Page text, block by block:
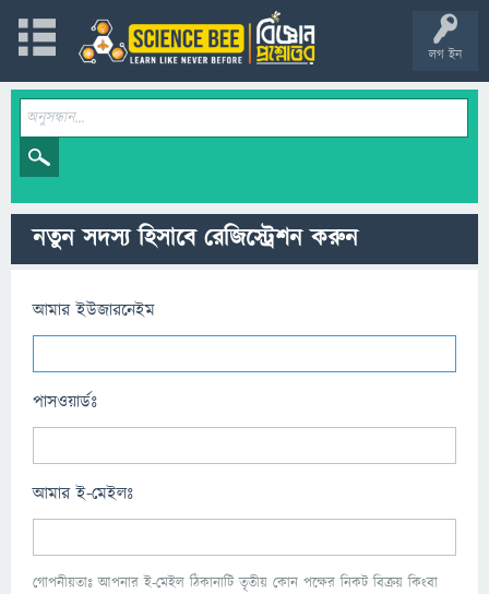
লগ ইন
নতুন সদস্য হিসাবে রেজিস্ট্রেশন করুন
আমার ইউজারনেইম
পাসওয়ার্ডঃ
আমার ই-মেইলঃ
গোপনীয়তাঃ আপনার ই-মেইল ঠিকানাটি তৃতীয় কোন পক্ষের নিকট বিক্রয় কিংবা